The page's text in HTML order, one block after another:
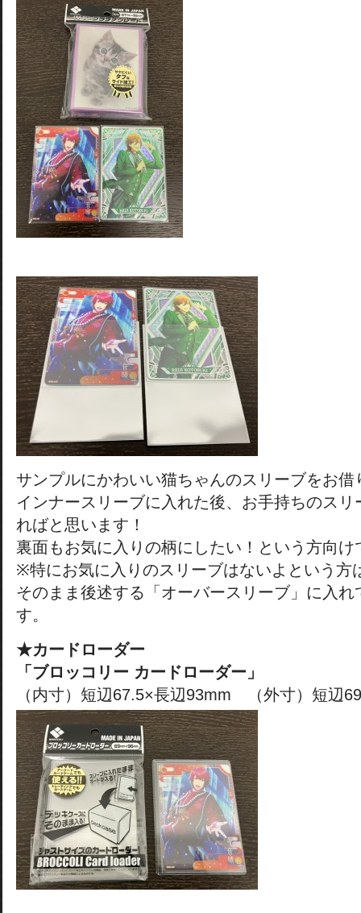
サンプルにかわいい猫ちゃんのスリーブをお借
インナースリーブに入れた後、お手持ちのス
ればと思います！
裏面もお気に入りの柄にしたい！という方向け
※特にお気に入りのスリーブはないよという方
そのまま後述する「オーバースリーブ」に入
す。
★カードローダー
「ブロッコリー カードローダー」
（内寸）短辺67.5×長辺93mm （外寸）短辺